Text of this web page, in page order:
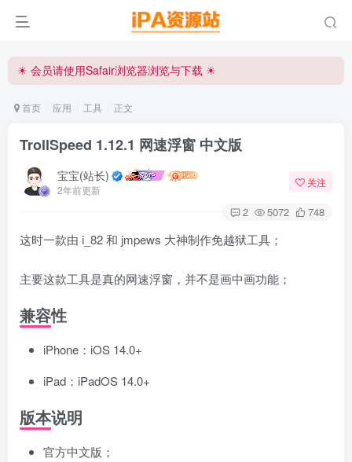
☀ 会员请使用Safair浏览器浏览与下载 ☀
☀ 会员请使用Safair浏览器浏览与下载 ☀
首页 应用 工具 正文
TrollSpeed 1.12.1 网速浮窗 中文版
宝宝(站长)
2年前更新
关注
2 5072 748
这时一款由 i_82 和 jmpews 大神制作免越狱工具；
主要这款工具是真的网速浮窗，并不是画中画功能；
兼容性
iPhone：iOS 14.0+
iPad：iPadOS 14.0+
版本说明
官方中文版；